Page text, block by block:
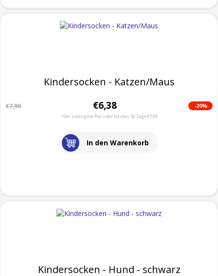
Kindersocken - Katzen/Maus
€7,99 €6,38 -20%
*Der niedrigste Preis der letzten 30 Tage €7,99
In den Warenkorb
Kindersocken - Hund - schwarz